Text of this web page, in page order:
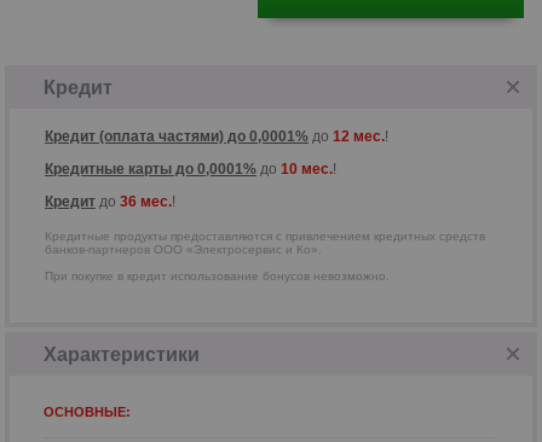
«Электросервис и Ко».
Кредит
Кредит (оплата частями) до 0,0001% до 12 мес.!
Кредитные карты до 0,0001% до 10 мес.!
Кредит до 36 мес.!
Кредитные продукты предоставляются с привлечением кредитных средств
банков-партнеров ООО «Электросервис и Ко».
При покупке в кредит использование бонусов невозможно.
Характеристики
ОСНОВНЫЕ: